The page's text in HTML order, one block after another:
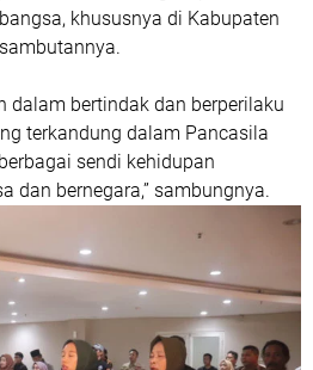
khususnya di Kabupaten
dalam bertindak dan berperilaku
terkandung dalam Pancasila
sendi kehidupan
dan bernegara,” sambungnya.